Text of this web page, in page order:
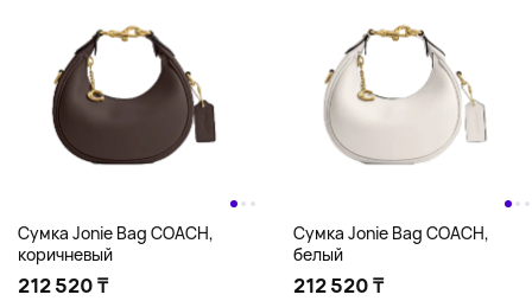
Сумка Jonie Bag COACH,
коричневый
212 520 ₸
Сумка Jonie Bag COACH,
белый
212 520 ₸